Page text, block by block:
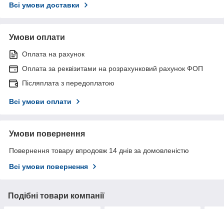
Всі умови доставки
Умови оплати
Оплата на рахунок
Оплата за реквізитами на розрахунковий рахунок ФОП
Післяплата з передоплатою
Всі умови оплати
Умови повернення
Повернення товару впродовж 14 днів за домовленістю
Всі умови повернення
Подібні товари компанії